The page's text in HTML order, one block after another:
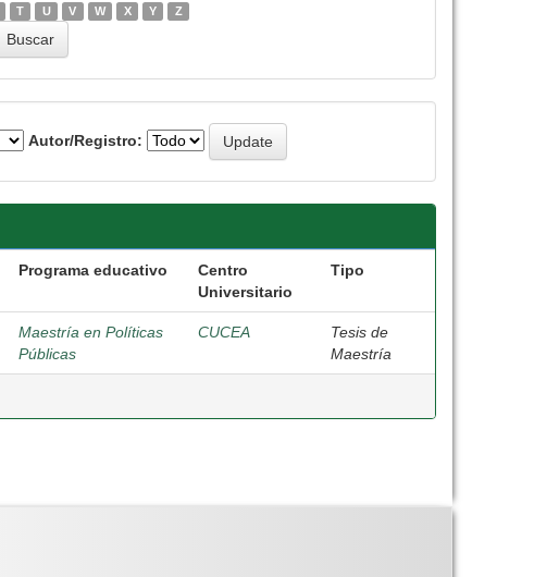
T U V W X Y Z
Autor/Registro:
Programa educativo
Centro
Universitario
Tipo
Maestría en Políticas
Públicas
CUCEA
Tesis de
Maestría